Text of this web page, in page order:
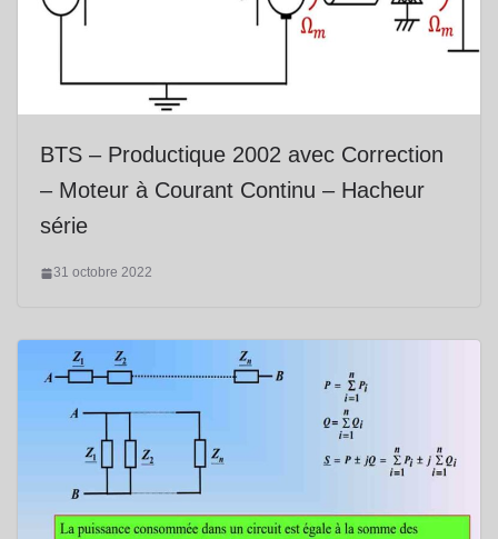
BTS – Productique 2002 avec Correction
– Moteur à Courant Continu – Hacheur
série
31 octobre 2022